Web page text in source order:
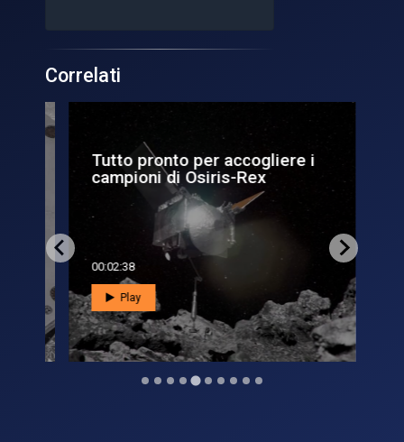
Correlati
Tutto pronto per accogliere i
campioni di Osiris-Rex
00:02:38
Play